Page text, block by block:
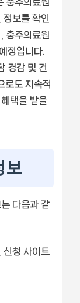
정보를 확인
충주의료원
정입니다.
경감 및 건
로도 지속적
택을 받을
보
다음과 같
청 사이트